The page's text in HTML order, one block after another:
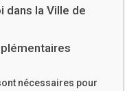
dans la Ville de
nécessaires pour